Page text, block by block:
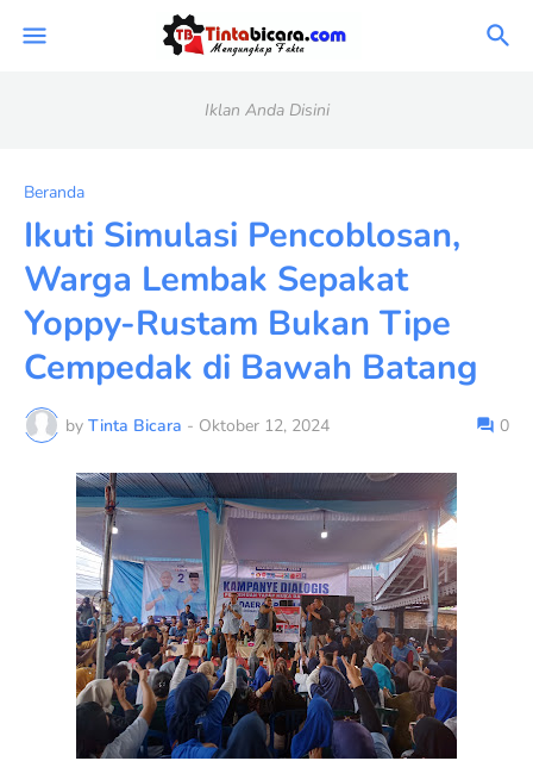
Iklan Anda Disini
Beranda
Ikuti Simulasi Pencoblosan,
Warga Lembak Sepakat
Yoppy-Rustam Bukan Tipe
Cempedak di Bawah Batang
by Tinta Bicara - Oktober 12, 2024 0